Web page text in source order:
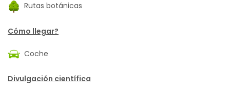
Rutas botánicas
Cómo llegar?
Coche
Divulgación científica